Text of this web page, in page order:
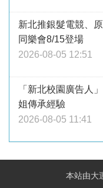
新北推銀髮電競、
同樂會8/15登場
2026-08-05 12:51
「新北校園廣告人
姐傳承經驗
2026-08-05 11:41
本站由大